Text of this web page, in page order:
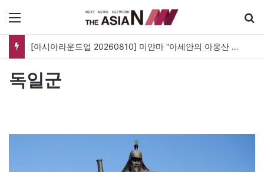
[아시아라운드업 20260810] 미얀마 “아세안의 아웅산 수치 석방 요구는 내정간섭”
독일군